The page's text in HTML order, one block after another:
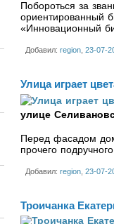
Побороться за
ориентированный
«Инновационный
Добавил: region, 23-07-
Улица играет
улице
Перед фасадом
прочего
Добавил: region, 23-07-
Троичанка